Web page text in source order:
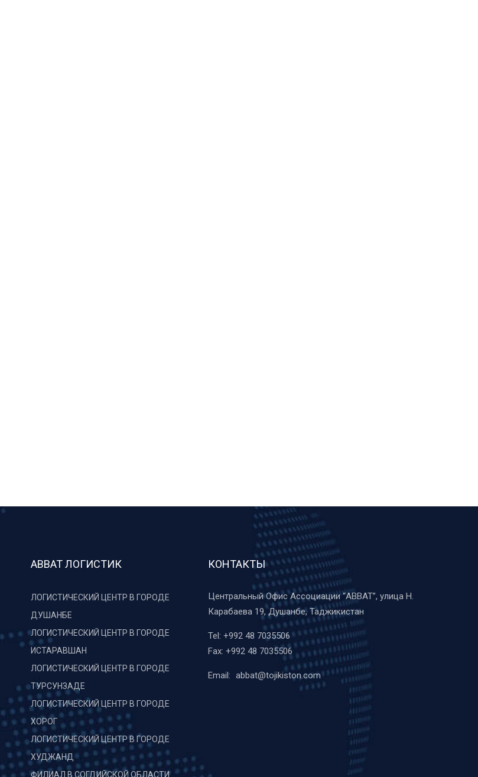
АВВАТ ЛОГИСТИК
ЛОГИСТИЧЕСКИЙ ЦЕНТР В ГОРОДЕ
ДУШАНБЕ
ЛОГИСТИЧЕСКИЙ ЦЕНТР В ГОРОДЕ
ИСТАРАВШАН
ЛОГИСТИЧЕСКИЙ ЦЕНТР В ГОРОДЕ
ТУРСУНЗАДЕ
ЛОГИСТИЧЕСКИЙ ЦЕНТР В ГОРОДЕ
ХОРОГ
ЛОГИСТИЧЕСКИЙ ЦЕНТР В ГОРОДЕ
ХУДЖАНД
ФИЛИАЛ В СОГДИЙСКОЙ ОБЛАСТИ
КОНТАКТЫ
Центральный Офис Ассоциации “ABBAT”, улица Н.
Карабаева 19, Душанбе, Таджикистан
Tel: +992 48 7035506
Fax: +992 48 7035506
Email: abbat@tojikiston.com